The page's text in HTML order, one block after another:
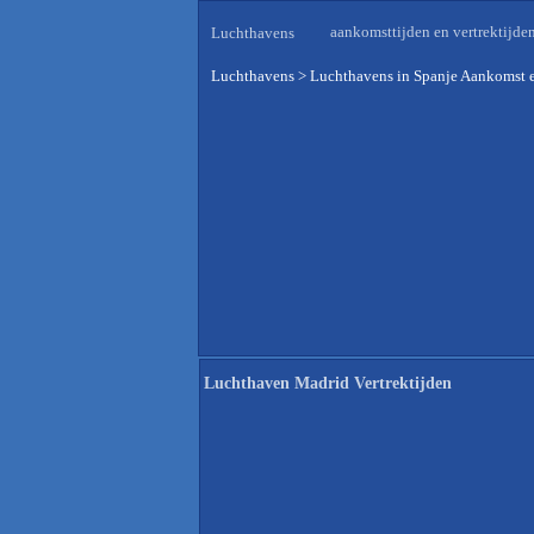
Luchthavens aankomsttijden en
Luchthavens > Luchthavens in Spanje Aankomst
Luchthaven Madrid Vertrektijden